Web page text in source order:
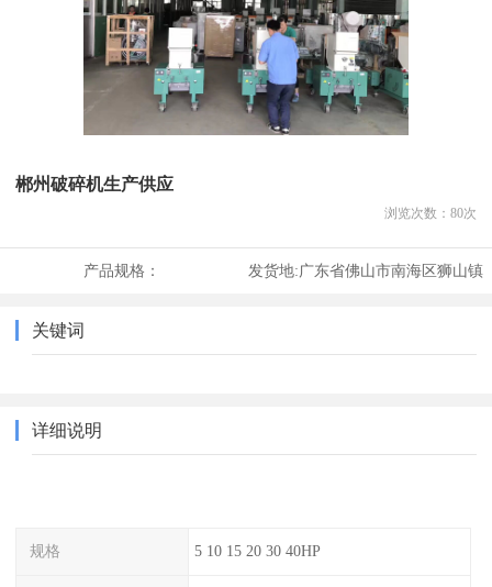
郴州破碎机生产供应
浏览次数： 80次
产品规格： 发货地:广东省佛山市南海区狮山镇
关键词
详细说明
规格 5 10 15 20 30 40HP